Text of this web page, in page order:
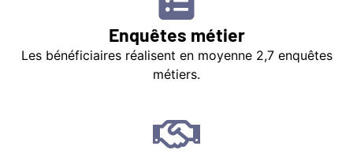
Enquêtes métier
Les bénéficiaires réalisent en moyenne 2,7 enquêtes
métiers.